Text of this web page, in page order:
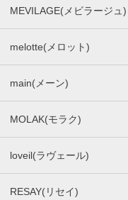
MEVILAGE(メビラージュ)
melotte(メロット)
main(メーン)
MOLAK(モラク)
loveil(ラヴェール)
RESAY(リセイ)